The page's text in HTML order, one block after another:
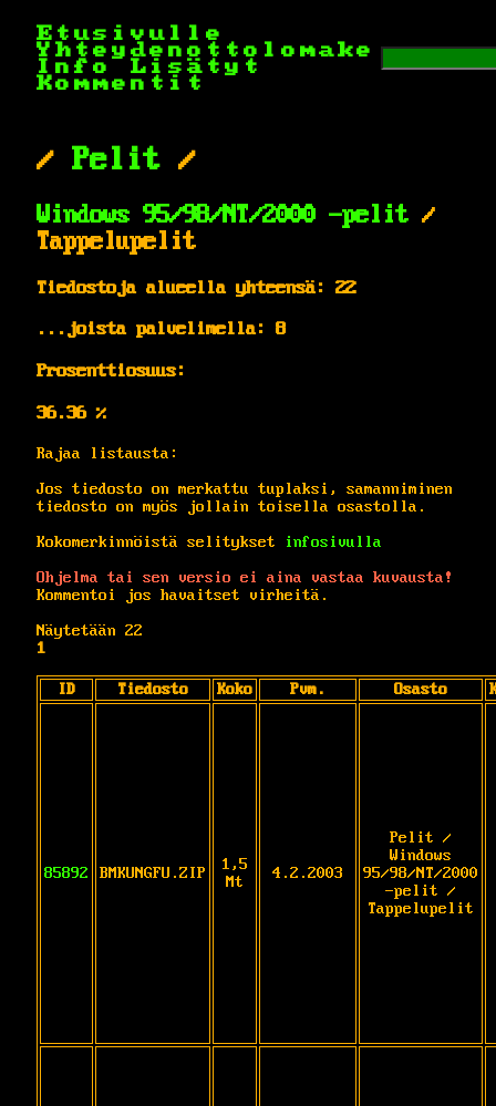
Etusivulle
Yhteydenottolomake
Info
Lisätyt
Kommentit
/ Pelit /
Windows 95/98/NT/2000 -pelit /
Tappelupelit
Tiedostoja alueella yhteensä: 22
...joista palvelimella: 8
Prosenttiosuus:
36.36 %
Rajaa listausta:
Jos tiedosto on merkattu tuplaksi, samanniminen
tiedosto on myös jollain toisella osastolla.
Kokomerkinnöistä selitykset
infosivulla
Ohjelma tai sen versio ei aina vastaa kuvausta!
Kommentoi jos havaitset virheitä.
Näytetään 22
1
ID Tiedosto Koko Pvm. Osasto
85892 BMKUNGFU.ZIP
1,5
Mt
4.2.2003
Pelit /
Windows
95/98/NT/2000
-pelit /
Tappelupelit